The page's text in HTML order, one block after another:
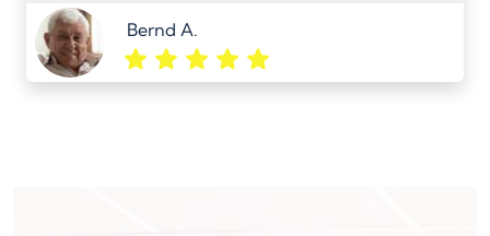
Bernd A.